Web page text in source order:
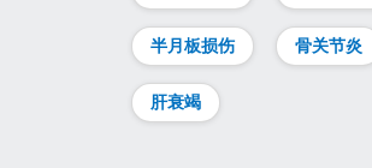
半月板损伤 骨关节炎
肝衰竭